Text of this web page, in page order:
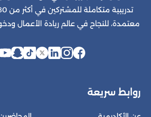
معتمدة، للنجاح في عالم ريادة الأعمال
روابط سريعة